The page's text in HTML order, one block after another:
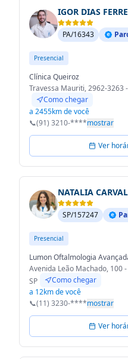
IGOR DIAS
PA/16343
Presencial
Clínica Queiroz
Travessa Mauriti, 2962-3263
Como chegar
a 2455km de você
📞(91) 3210-****mostrar
Ver
NATALIA
SP/157247
Presencial
Lumon Oftalmologia
Avenida Leão Machado, 100
SP
Como chegar
a 12km de você
📞(11) 3230-****mostrar
Ver